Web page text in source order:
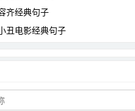
齐经典句子
丑电影经典句子